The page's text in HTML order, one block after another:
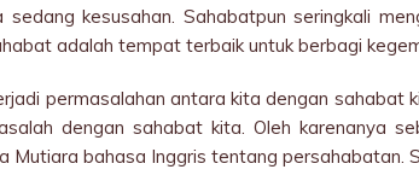
kesusahan. Sahabatpun seringkali
adalah tempat terbaik untuk berbagi
permasalahan antara kita dengan sahabat
dengan sahabat kita. Oleh karenanya
Mutiara bahasa Inggris tentang persahabatan.